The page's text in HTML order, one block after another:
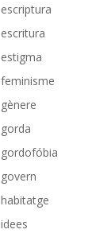
escriptura
escritura
estigma
feminisme
gènere
gorda
gordofóbia
govern
habitatge
idees